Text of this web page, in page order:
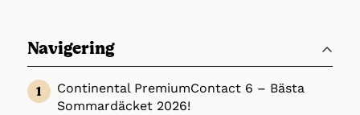
Navigering
Continental PremiumContact 6 – Bästa
Sommardäcket 2026!